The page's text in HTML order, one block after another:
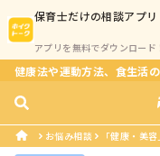
保育士だけの相談アプリ
アプリを無料でダウンロード！
お悩み相談 「健康・美